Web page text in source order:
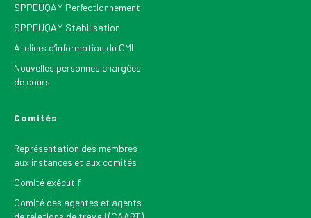
SPPEUQAM Perfectionnement
SPPEUQAM Stabilisation
Ateliers d’information du CMI
Nouvelles personnes chargées
de cours
Comités
Représentation des membres
aux instances et aux comités
Comité exécutif
Comité des agentes et agents